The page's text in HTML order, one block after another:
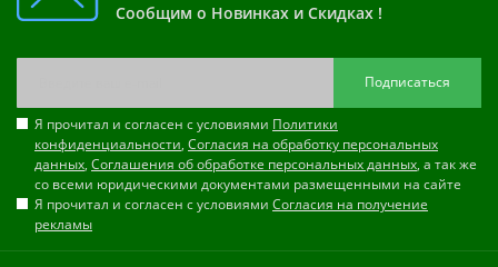
Сообщим о Новинках и Скидках !
Подписаться
Я прочитал и согласен с условиями Политики
конфиденциальности, Согласия на обработку персональных
данных, Соглашения об обработке персональных данных, а так же
со всеми юридическими документами размещенными на сайте
Я прочитал и согласен с условиями Согласия на получение
рекламы